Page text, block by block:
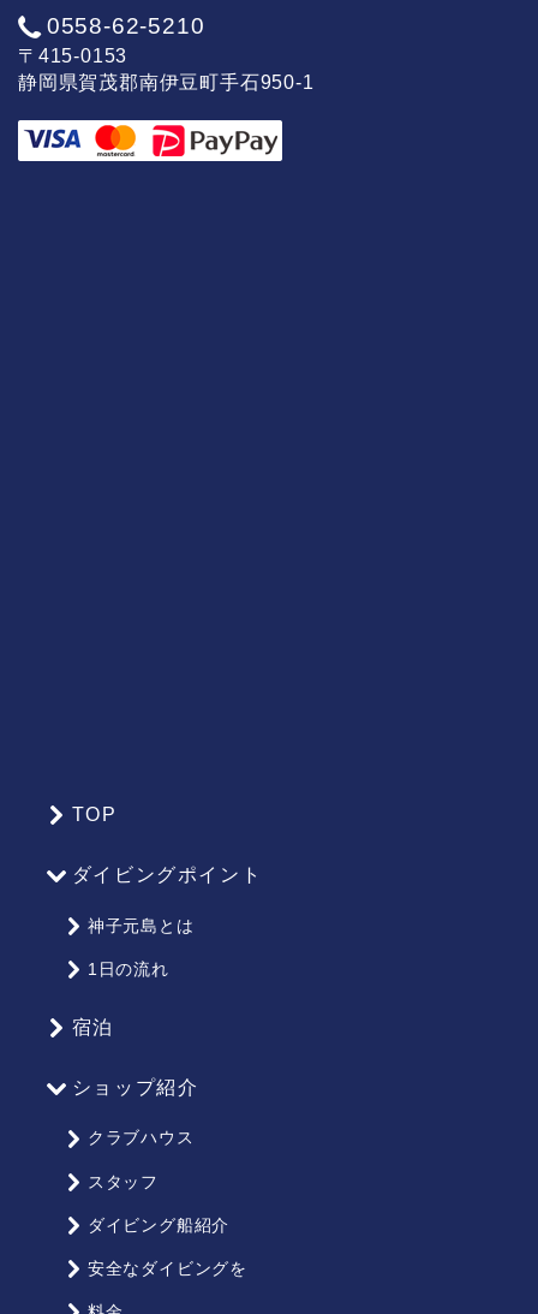
0558-62-5210
〒415-0153
静岡県賀茂郡南伊豆町手石950-1
TOP
ダイビングポイント
神子元島とは
1日の流れ
宿泊
ショップ紹介
クラブハウス
スタッフ
ダイビング船紹介
安全なダイビングを